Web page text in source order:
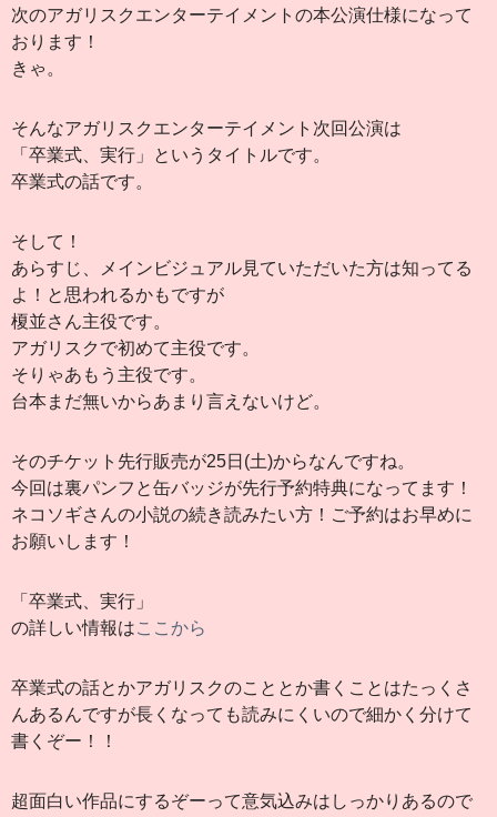
次のアガリスクエンターテイメントの本公演仕様になって
おります！
きゃ。
そんなアガリスクエンターテイメント次回公演は
「卒業式、実行」というタイトルです。
卒業式の話です。
そして！
あらすじ、メインビジュアル見ていただいた方は知ってる
よ！と思われるかもですが
榎並さん主役です。
アガリスクで初めて主役です。
そりゃあもう主役です。
台本まだ無いからあまり言えないけど。
そのチケット先行販売が25日(土)からなんですね。
今回は裏パンフと缶バッジが先行予約特典になってます！
ネコソギさんの小説の続き読みたい方！ご予約はお早めに
お願いします！
「卒業式、実行」
の詳しい情報はここから
卒業式の話とかアガリスクのこととか書くことはたっくさ
んあるんですが長くなっても読みにくいので細かく分けて
書くぞー！！
超面白い作品にするぞーって意気込みはしっかりあるので